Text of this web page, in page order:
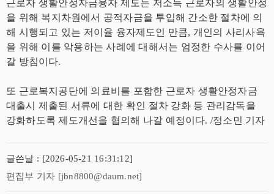
근로자 생활안정자금융자 제도는 저소득 근로자의 생활안정
을 위해 복지차원에서 공적자금을 투입해 간소한 절차에 의
해 시행되고 있는 저이율 융자제도인 만큼, 개인의 사리사욕
을 위해 이를 악용하는 사례에 대해서는 엄정한 수사를 이어
갈 방침이다.
또 근로복지공단에 의료비를 포함한 근로자 생활안정자금
대출시 제출된 서류에 대한 확인 절차 강화 등 관리감독을
강화하도록 제도개선을 협의해 나갈 예정이다. /정소민 기자
글쓴날 : [2026-05-21 16:31:12]
편집부 기자 [jbn8800@daum.net]